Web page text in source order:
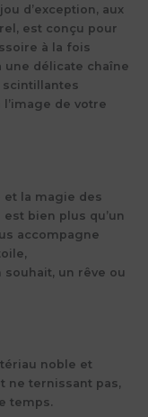
d’exception, aux
est conçu pour
à la fois
une délicate chaîne
scintillantes
de votre
et la magie des
bien plus qu’un
accompagne
un rêve ou
noble et
ne ternissant pas,
temps.